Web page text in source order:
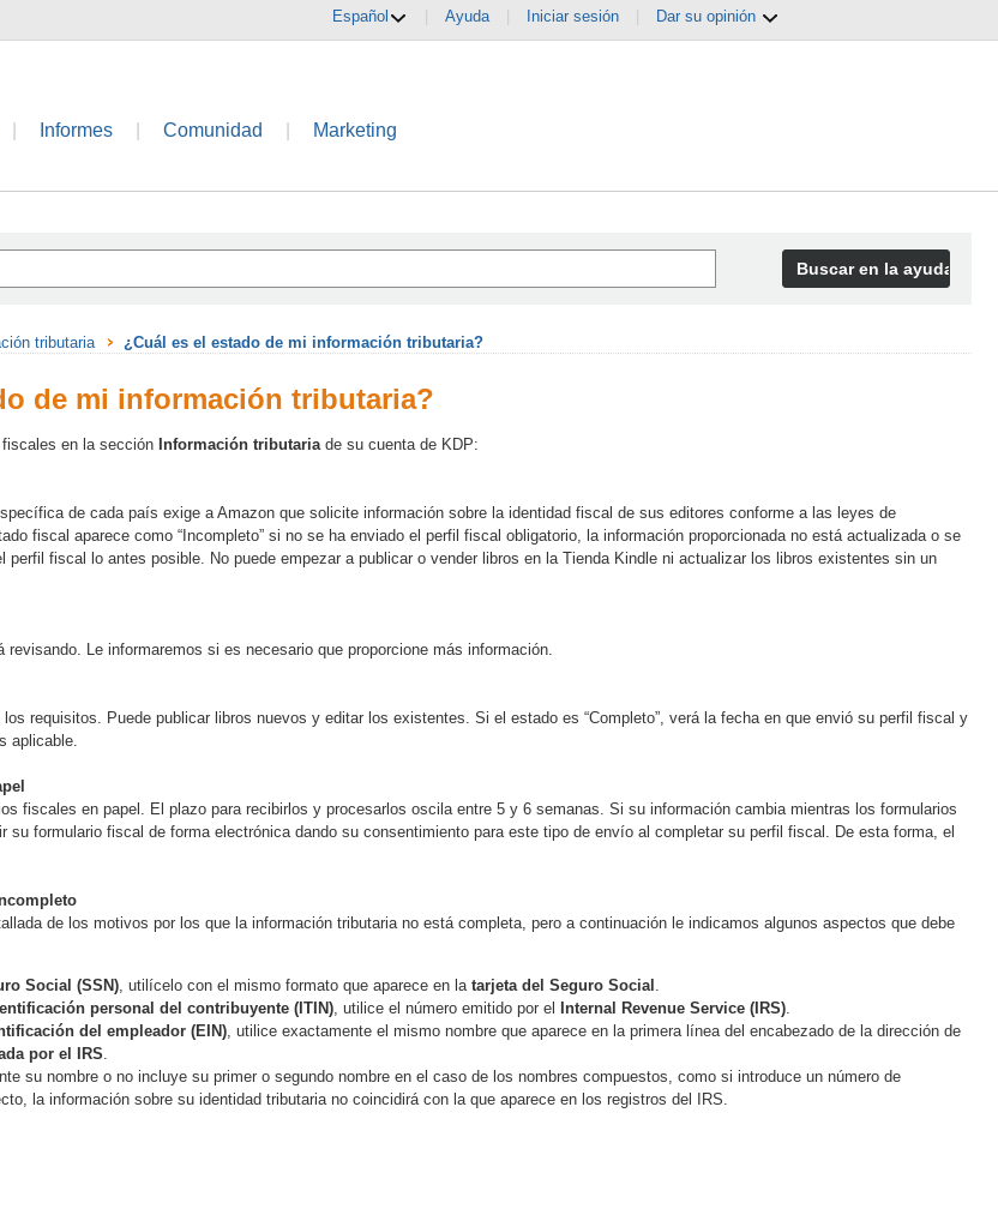
Español Ayuda Iniciar sesión Dar su opinión
Informes Comunidad Marketing
Buscar en la ayuda
tributaria ¿Cuál es el estado de mi información tributaria?
de mi información tributaria?
en la sección Información tributariade su cuenta de KDP:
de cada país exige a Amazon que solicite información sobre la identidad fiscal de sus editores conforme a las leyes de
fiscal aparece como “Incompleto” si no se ha enviado el perfil fiscal obligatorio, la información proporcionada no está actualizada o se
perfil fiscal lo antes posible. No puede empezar a publicar o vender libros en la Tienda Kindle ni actualizar los libros existentes sin un
Le informaremos si es necesario que proporcione más información.
requisitos. Puede publicar libros nuevos y editar los existentes. Si el estado es “Completo”, verá la fecha en que envió su perfil fiscal y
aplicable.
fiscales en papel. El plazo para recibirlos y procesarlos oscila entre 5 y 6 semanas. Si su información cambia mientras los formularios
su formulario fiscal de forma electrónica dando su consentimiento para este tipo de envío al completar su perfil fiscal. De esta forma, el
de los motivos por los que la información tributaria no está completa, pero a continuación le indicamos algunos aspectos que debe
Social (SSN), utilícelo con el mismo formato que aparece en la tarjeta del Seguro Social .
personal del contribuyente (ITIN), utilice el número emitido por el Internal Revenue Service (IRS).
del empleador (EIN), utilice exactamente el mismo nombre que aparece en la primera línea del encabezado de la dirección de
por el IRS.
su nombre o no incluye su primer o segundo nombre en el caso de los nombres compuestos, como si introduce un número de
la información sobre su identidad tributaria no coincidirá con la que aparece en los registros del IRS.